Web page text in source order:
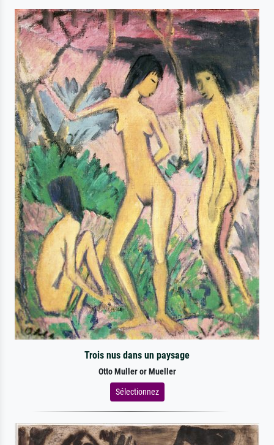
Trois nus dans un paysage
Otto Muller or Mueller
Sélectionnez